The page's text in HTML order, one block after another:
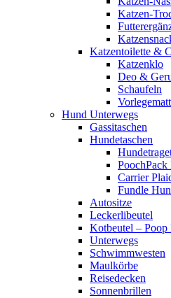
Katzen-
Katzentoilette &
Katzenklo
Deo &
Schaufeln
Hund Unterwegs
Gassitaschen
Hundetaschen
PoochPack
Carrier
Fundle
Autositze
Leckerlibeutel
Kotbeutel – Poop
Unterwegs
Schwimmwesten
Maulkörbe
Reisedecken
Sonnenbrillen